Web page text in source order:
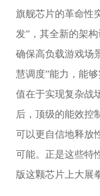
旗舰芯片的革命性
发”，其全新的架
确保高负载游戏场
慧调度”能力，能
值在于实现复杂战
后，顶级的能效控
可以更自信地释放
可能。正是这些特
版这颗芯片上大展